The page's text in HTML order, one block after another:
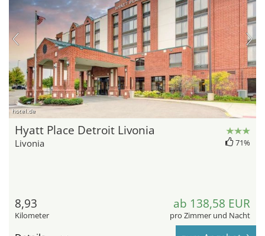
hotel.de
Hyatt Place Detroit Livonia
Livonia 71%
8,93
Kilometer
ab 138,58 EUR
pro Zimmer und Nacht